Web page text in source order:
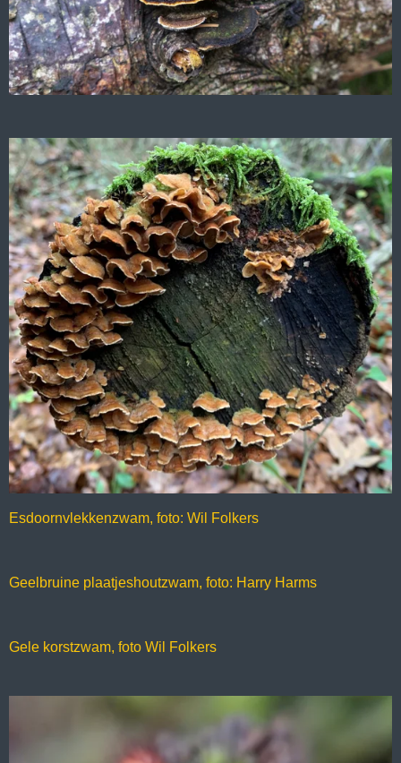
Esdoornvlekkenzwam, foto: Wil Folkers
Geelbruine plaatjeshoutzwam, foto: Harry Harms
Gele korstzwam, foto Wil Folkers